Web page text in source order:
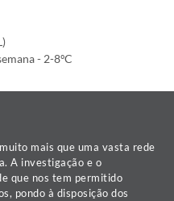
- 2-8ºC
mais que uma vasta rede
A investigação e o
que nos tem permitido
pondo à disposição dos